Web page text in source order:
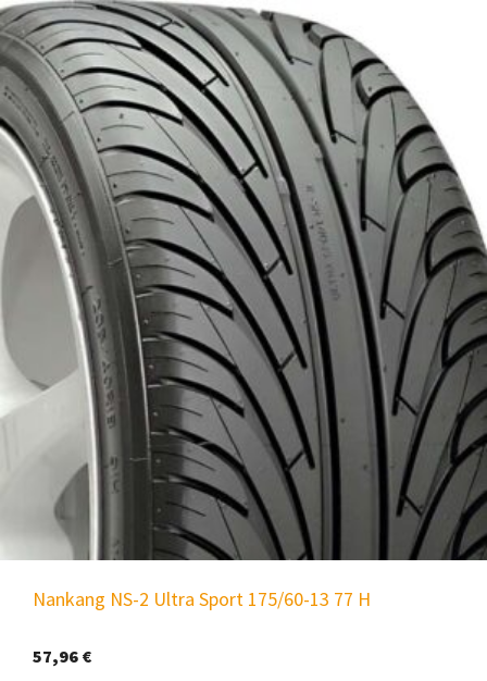
Nankang NS-2 Ultra Sport 175/60-13 77 H
57,96 €